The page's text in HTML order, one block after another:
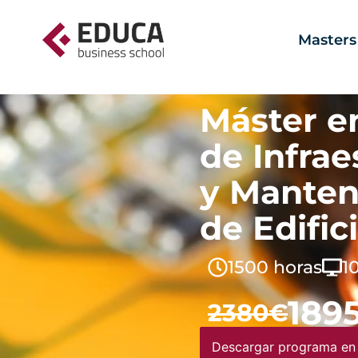
Masters
Máster
de
y
de
1500 horas
2380€
Descargar programa en